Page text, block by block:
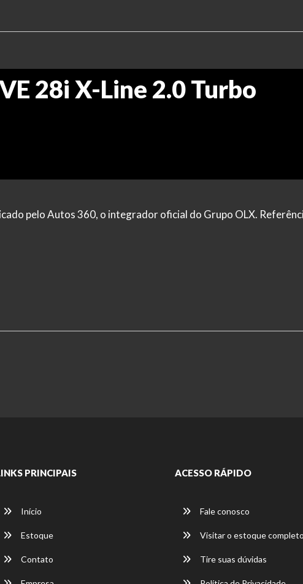
28i X-Line 2.0 Turbo
pelo Autos 360, o integrador oficial do Grupo OLX.
PRINCIPAIS
Início
Estoque
Contato
ACESSO RÁPIDO
Fale conosco
Visitar o estoque
Tire suas dúvidas